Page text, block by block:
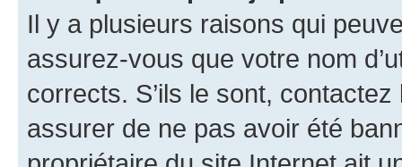
Il y a plusieurs raisons qui
assurez-vous que votre nom
corrects. S’ils le sont,
assurer de ne pas avoir été